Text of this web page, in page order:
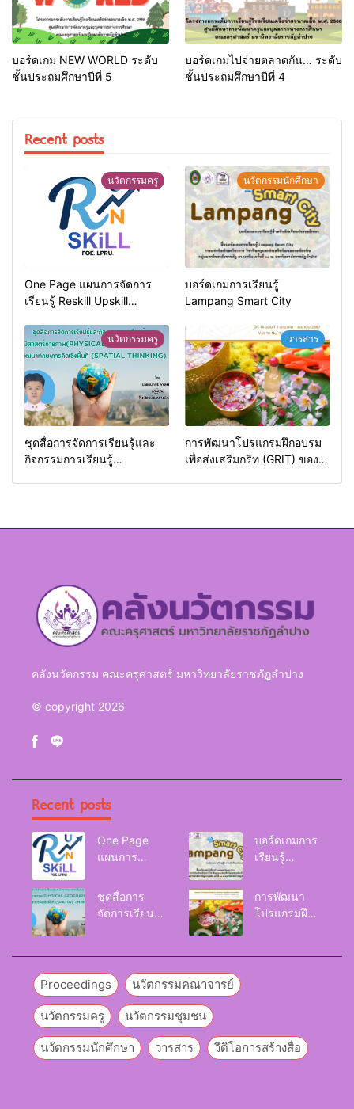
บอร์ดเกม NEW WORLD ระดับ
ชั้นประถมศึกษาปีที่ 5
บอร์ดเกมไปจ่ายตลาดกัน… ระดับ
ชั้นประถมศึกษาปีที่ 4
Recent posts
นวัตกรรมครู
One Page แผนการจัดการ
เรียนรู้ Reskill Upskill
นวัตกรรมนักศึกษา
บอร์ดเกมการเรียนรู้
Lampang Smart City
นวัตกรรมครู
ชุดสื่อการจัดการเรียนรู้และ
กิจกรรมการเรียนรู้
วารสาร
การพัฒนาโปรแกรมฝึกอบรม
เพื่อส่งเสริมกริท (GRIT) ของ
คลังนวัตกรรม คณะครุศาสตร์ มหาวิทยาลัยราชภัฏลำปาง
© copyright 2026
Recent posts
One Page
แผนการ
Reskill
Upskill
บอร์ดเกมการ
เรียนรู้
Smart City
ชุดสื่อการ
จัดการเรียนรู้
(Physical
Geography)
การพัฒนา
โปรแกรมฝึก
Proceedings นวัตกรรมคณาจารย์
นวัตกรรมครู นวัตกรรมชุมชน
นวัตกรรมนักศึกษา วารสาร วีดิโอการสร้างสื่อ